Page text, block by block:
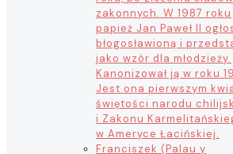
zakonnych. W 1987 roku
papież Jan Paweł II
błogosławioną i
jako wzór dla młodzieży.
Kanonizował ją w roku
Jest ona pierwszym
świętości narodu
i Zakonu
w Ameryce Łacińskiej.
Franciszek (Palau y